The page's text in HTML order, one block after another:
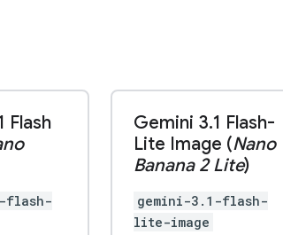
Flash
flash-
Gemini 3.1 Flash-
Lite Image (Nano
Banana 2 Lite)
gemini-3.1-flash-
lite-image